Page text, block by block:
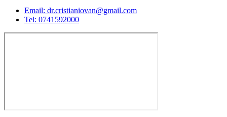
Email: dr.cristianiovan@gmail.com
Tel: 0741592000